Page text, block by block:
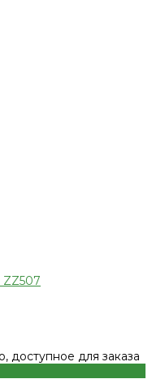
ZZ507
доступное для заказа